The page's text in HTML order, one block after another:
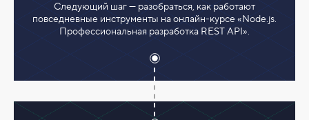
Следующий шаг — разобраться, как работают
повседневные инструменты на онлайн-курсе «Node.js.
Профессиональная разработка REST API».